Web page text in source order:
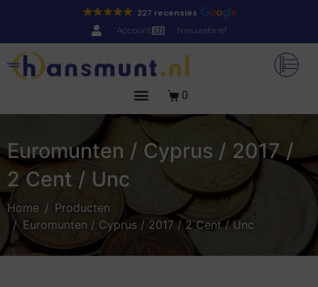
227 recensies
Account Nieuwsbrief
0
Euromunten / Cyprus / 2017 /
2 Cent / Unc
Home
Producten
Euromunten / Cyprus / 2017 / 2 Cent / Unc